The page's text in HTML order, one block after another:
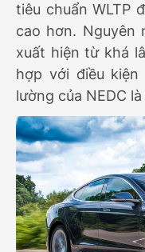
tiêu chuẩn WLTP
cao hơn. Nguyên
xuất hiện từ khá
hợp với điều
lường của NEDC